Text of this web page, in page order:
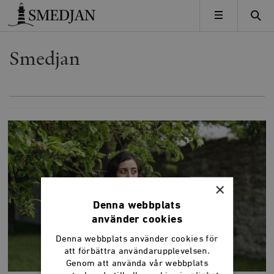
Timbro
MENY
Smedjan
×
Denna webbplats
använder cookies
Denna webbplats använder cookies för
att förbättra användarupplevelsen.
Genom att använda vår webbplats